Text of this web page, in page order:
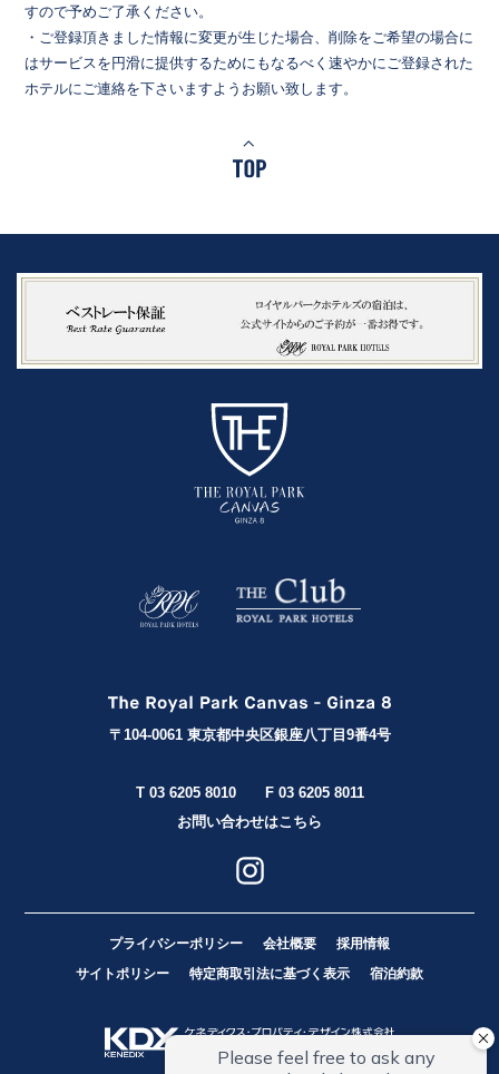
すので予めご了承ください。
・ご登録頂きました情報に変更が生じた場合、削除をご希望の場合に
はサービスを円滑に提供するためにもなるべく速やかにご登録された
ホテルにご連絡を下さいますようお願い致します。
〒104-0061 東京都中央区銀座八丁目9番4号
T 03 6205 8010
F 03 6205 8011
お問い合わせはこちら
プライバシーポリシー 会社概要
採用情報
サイトポリシー
特定商取引法に基づく表示 宿泊約款